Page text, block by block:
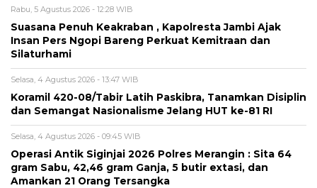
Rabu, 5 Agustus 2026 - 12:28 WIB
Suasana Penuh Keakraban , Kapolresta Jambi Ajak
Insan Pers Ngopi Bareng Perkuat Kemitraan dan
Silaturhami
Selasa, 4 Agustus 2026 - 13:47 WIB
Koramil 420-08/Tabir Latih Paskibra, Tanamkan Disiplin
dan Semangat Nasionalisme Jelang HUT ke-81 RI
Selasa, 4 Agustus 2026 - 09:45 WIB
Operasi Antik Siginjai 2026 Polres Merangin : Sita 64
gram Sabu, 42,46 gram Ganja, 5 butir extasi, dan
Amankan 21 Orang Tersangka